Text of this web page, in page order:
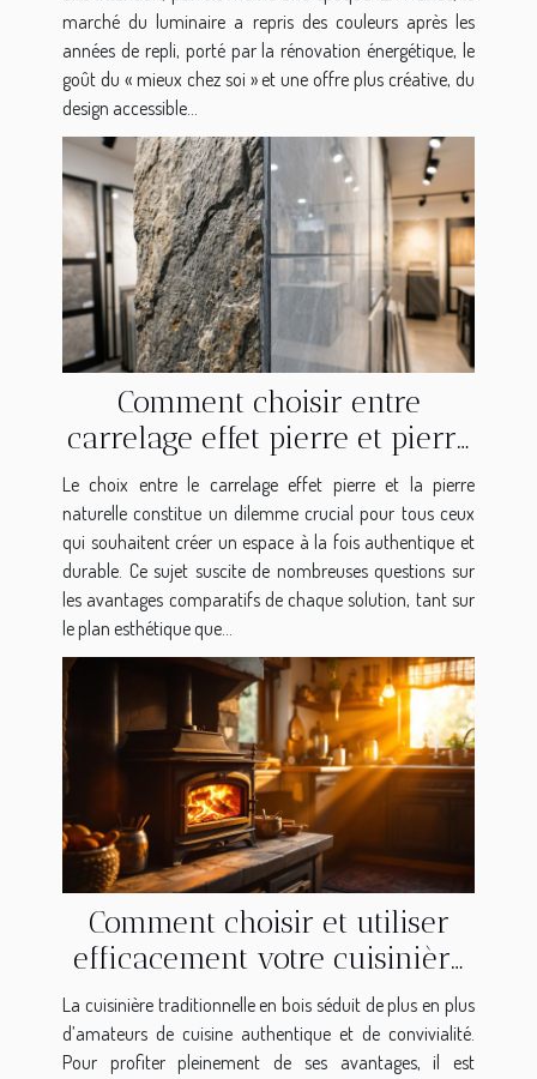
marché du luminaire a repris des couleurs après les
années de repli, porté par la rénovation énergétique, le
goût du « mieux chez soi » et une offre plus créative, du
design accessible...
Comment choisir entre
carrelage effet pierre et pierre
naturelle ?
Le choix entre le carrelage effet pierre et la pierre
naturelle constitue un dilemme crucial pour tous ceux
qui souhaitent créer un espace à la fois authentique et
durable. Ce sujet suscite de nombreuses questions sur
les avantages comparatifs de chaque solution, tant sur
le plan esthétique que...
Comment choisir et utiliser
efficacement votre cuisinière
traditionnelle en bois ?
La cuisinière traditionnelle en bois séduit de plus en plus
d’amateurs de cuisine authentique et de convivialité.
Pour profiter pleinement de ses avantages, il est